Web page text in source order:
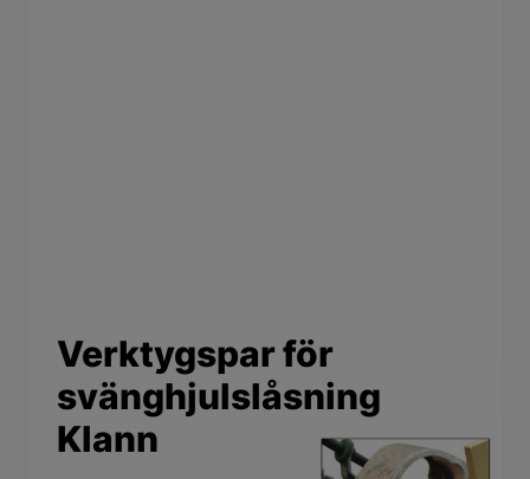
Verktygspar för
svänghjulslåsning
Klann